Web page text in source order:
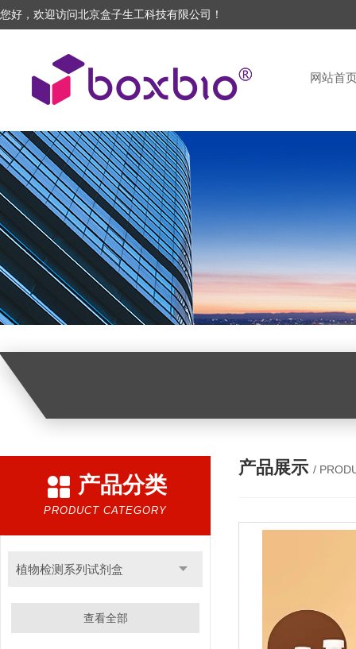
您好，欢迎访问北京盒子生工科技有限公司！
网站首
产品分类
PRODUCT CATEGORY
植物检测系列试剂盒
查看全部
产品展示 /